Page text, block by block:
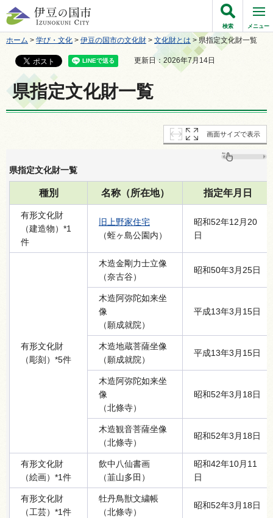
伊豆の国市
検索 メニュー
ホーム > 学び・文化 > 伊豆の国市の文化財 > 文化財とは > 県指定文化財一覧
更新日：2026年7月14日
県指定文化財一覧
画面サイズで表示
県指定文化財一覧
種別 名称（所在地） 指定年月日
有形文化財
（建造物）*1
件
旧上野家住宅
（蛭ヶ島公園内）
昭和52年12月20
日
有形文化財
（彫刻）*5件
木造金剛力士立像
（奈古谷）
昭和50年3月25日
木造阿弥陀如来坐
像
（願成就院）
平成13年3月15日
木造地蔵菩薩坐像
（願成就院）
平成13年3月15日
木造阿弥陀如来坐
像
（北條寺）
昭和52年3月18日
木造観音菩薩坐像
（北條寺）
昭和52年3月18日
有形文化財
（絵画）*1件
飲中八仙書画
（韮山多田）
昭和42年10月11
日
有形文化財
（工芸）*1件
牡丹鳥獣文繍帳
（北條寺）
昭和52年3月18日